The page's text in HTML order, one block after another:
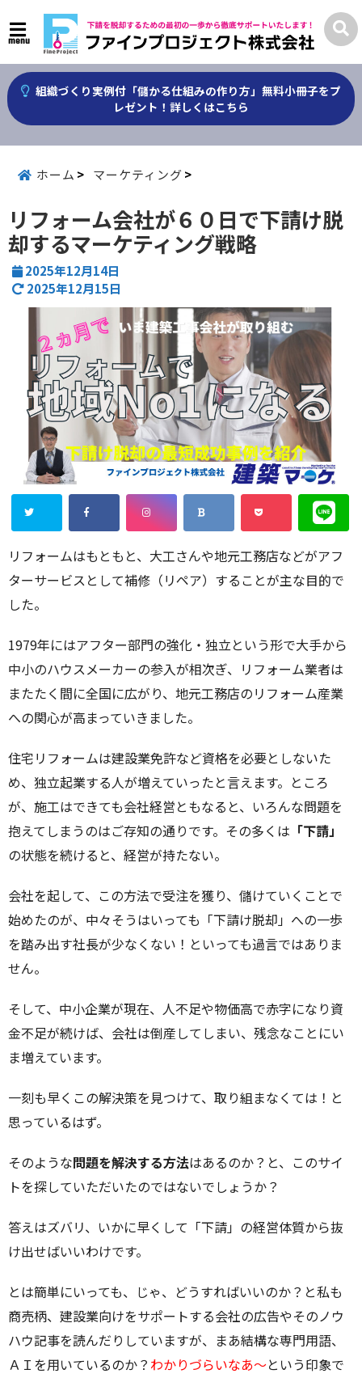
menu
組織づくり実例付「儲かる仕組みの作り方」無料小冊子をプ
レゼント！詳しくはこちら
ホーム マーケティング
リフォーム会社が６０日で下請け脱
却するマーケティング戦略
2025年12月14日
2025年12月15日
リフォームはもともと、大工さんや地元工務店などがアフ
ターサービスとして補修（リペア）することが主な目的で
した。
1979年にはアフター部門の強化・独立という形で大手から
中小のハウスメーカーの参入が相次ぎ、リフォーム業者は
またたく間に全国に広がり、地元工務店のリフォーム産業
への関心が高まっていきました。
住宅リフォームは建設業免許など資格を必要としないた
め、独立起業する人が増えていったと言えます。ところ
が、施工はできても会社経営ともなると、いろんな問題を
抱えてしまうのはご存知の通りです。その多くは 「下請」
の状態を続けると、経営が持たない。
会社を起して、この方法で受注を獲り、儲けていくことで
始めたのが、中々そうはいっても「下請け脱却」への一歩
を踏み出す社長が少なくない！といっても過言ではありま
せん。
そして、中小企業が現在、人不足や物価高で赤字になり資
金不足が続けば、会社は倒産してしまい、残念なことにい
ま増えています。
一刻も早くこの解決策を見つけて、取り組まなくては！と
思っているはず。
そのような問題を解決する方法はあるのか？と、このサイ
トを探していただいたのではないでしょうか？
答えはズバリ、いかに早くして「下請」の経営体質から抜
け出せばいいわけです。
とは簡単にいっても、じゃ、どうすればいいのか？と私も
商売柄、建設業向けをサポートする会社の広告やそのノウ
ハウ記事を読んだりしていますが、まあ結構な専門用語、
ＡＩを用いているのか？ わかりづらいなあ～という印象で